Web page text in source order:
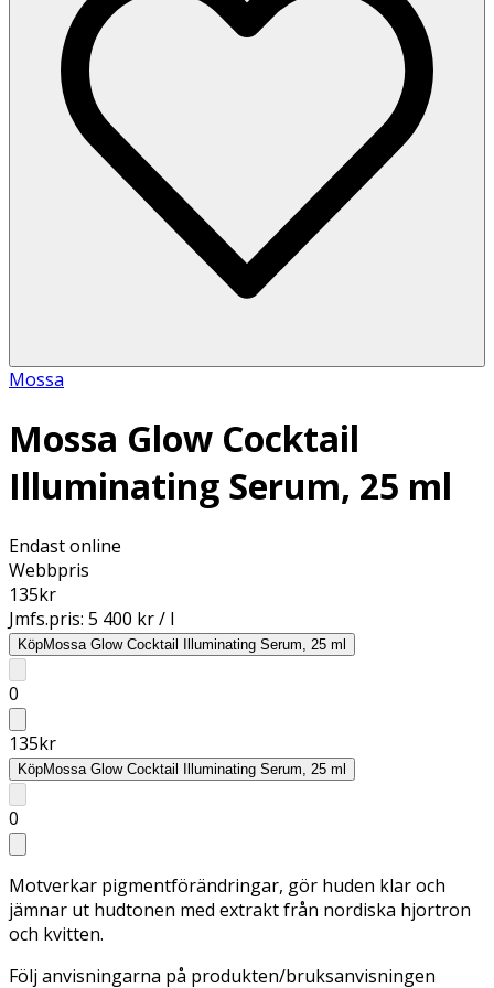
Mossa
Mossa Glow Cocktail
Illuminating Serum, 25 ml
Endast online
Webbpris
135kr
Jmfs.pris: 5 400 kr / l
KöpMossa Glow Cocktail Illuminating Serum, 25 ml
0
135kr
KöpMossa Glow Cocktail Illuminating Serum, 25 ml
0
Motverkar pigmentförändringar, gör huden klar och
jämnar ut hudtonen med extrakt från nordiska hjortron
och kvitten.
Följ anvisningarna på produkten/bruksanvisningen